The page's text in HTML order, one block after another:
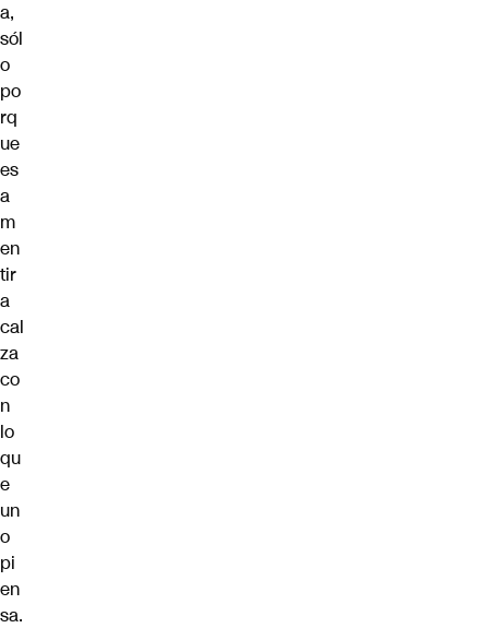
a,
sól
o
po
rq
ue
es
a
m
en
tir
a
cal
za
co
n
lo
qu
e
un
o
pi
en
sa.